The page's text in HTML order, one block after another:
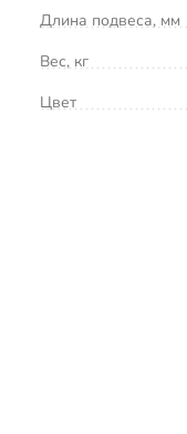
Длина подвеса, мм
Вес, кг
Цвет